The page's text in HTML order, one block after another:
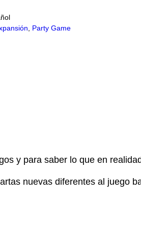
Party Game
y para saber lo que en
nuevas diferentes al juego